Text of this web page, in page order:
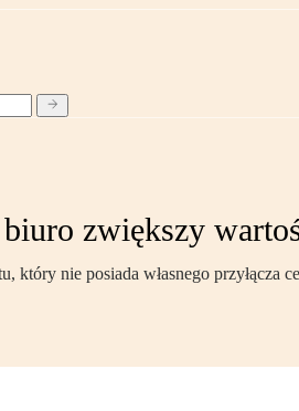
zwiększy
który nie posiada własnego